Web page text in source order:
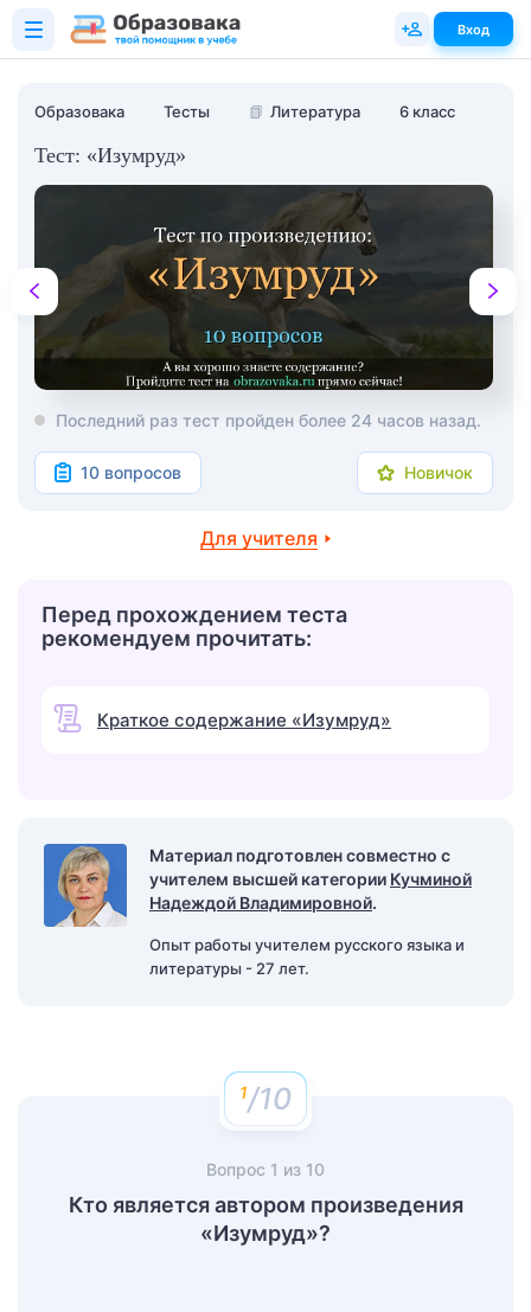
Образовака Тесты 📗 Литература 6 класс
Тест: «Изумруд»
Последний раз тест пройден более 24 часов назад.
10 вопросов Новичок
Для учителя
Перед прохождением теста
рекомендуем прочитать:
Краткое содержание «Изумруд»
Материал подготовлен совместно с
учителем высшей категории Кучминой
Надеждой Владимировной.
Опыт работы учителем русского языка и
литературы - 27 лет.
/10
Вопрос 1 из 10
Кто является автором произведения
«Изумруд»?
Вход